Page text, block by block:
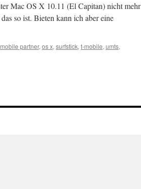
Mac OS X 10.11 (El Capitan) nicht mehr
so ist. Bieten kann ich aber eine
mobile partner, os x, surfstick, t-mobile, umts,